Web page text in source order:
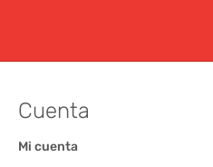
Cuenta
Mi cuenta